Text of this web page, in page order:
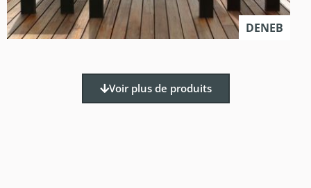
DENEB
Voir plus de produits